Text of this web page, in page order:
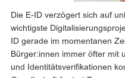
Die E-ID verzögert sich auf
wichtigste
ID gerade im momentanen
Bürger:innen immer öfter mit
und Identitätsverifikationen